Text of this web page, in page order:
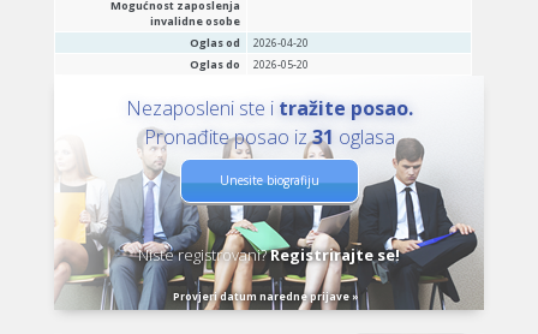
Mogućnost zaposlenja
invalidne osobe
Oglas od
2026-04-20
Oglas do
2026-05-20
Nezaposleni ste i tražite posao.
Pronađite posao iz31 oglasa
Unesite biografiju
Niste registrovani?Registrirajte se!
Provjeri datum naredne prijave »